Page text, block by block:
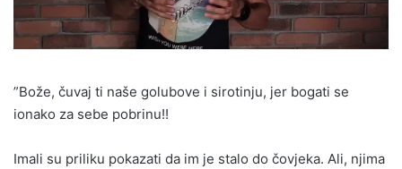
”Bože, čuvaj ti naše golubove i sirotinju, jer bogati se
ionako za sebe pobrinu!!
Imali su priliku pokazati da im je stalo do čovjeka. Ali, njima